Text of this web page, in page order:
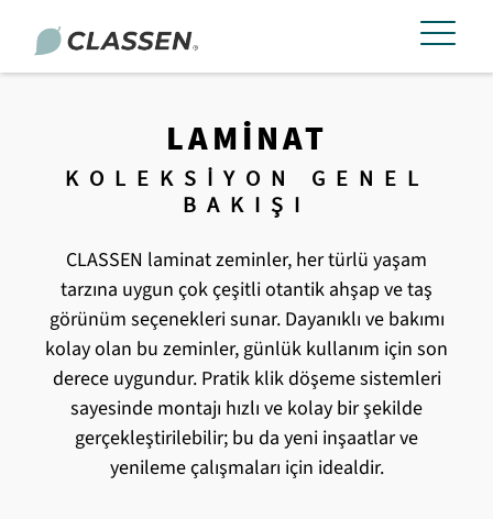
LAMINAT
KOLEKSIYON GENEL
BAKIŞI
CLASSEN laminat zeminler, her türlü yaşam
tarzına uygun çok çeşitli otantik ahşap ve taş
görünüm seçenekleri sunar. Dayanıklı ve bakımı
kolay olan bu zeminler, günlük kullanım için son
derece uygundur. Pratik klik döşeme sistemleri
sayesinde montajı hızlı ve kolay bir şekilde
gerçekleştirilebilir; bu da yeni inşaatlar ve
yenileme çalışmaları için idealdir.